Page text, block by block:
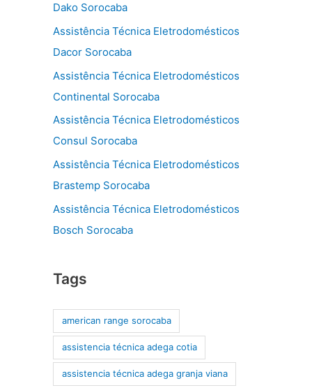
Dako Sorocaba
Assistência Técnica Eletrodomésticos
Dacor Sorocaba
Assistência Técnica Eletrodomésticos
Continental Sorocaba
Assistência Técnica Eletrodomésticos
Consul Sorocaba
Assistência Técnica Eletrodomésticos
Brastemp Sorocaba
Assistência Técnica Eletrodomésticos
Bosch Sorocaba
Tags
american range sorocaba
assistencia técnica adega cotia
assistencia técnica adega granja viana